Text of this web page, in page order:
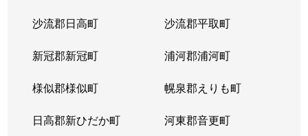
沙流郡日高町 沙流郡平取町
新冠郡新冠町 浦河郡浦河町
様似郡様似町 幌泉郡えりも町
日高郡新ひだか町 河東郡音更町